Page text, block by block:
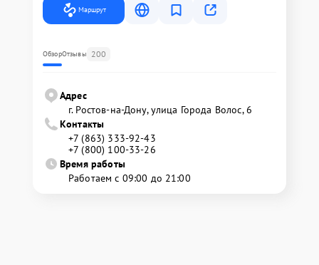
Маршрут
ОбзорОтзывы 200
Адрес
г. Ростов-на-Дону, улица Города Волос, 6
Контакты
+7 (863) 333-92-43
+7 (800) 100-33-26
Время работы
Работаем с 09:00 до 21:00